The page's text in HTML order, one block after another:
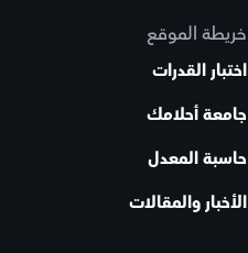
خريطة الموقع
اختبار القدرات
جامعة أحلامك
حاسبة المعدل
الأخبار والمقالات